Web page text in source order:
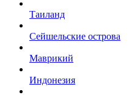
Таиланд
Сейшельские острова
Маврикий
Индонезия